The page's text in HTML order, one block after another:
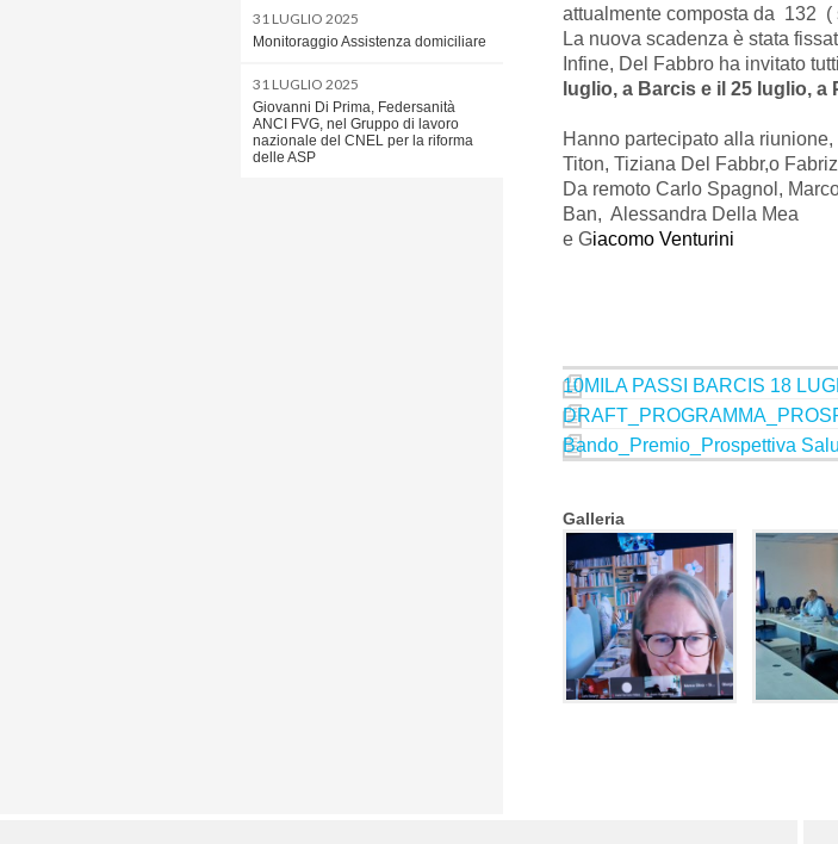
31 LUGLIO 2025
Monitoraggio Assistenza domiciliare
31 LUGLIO 2025
Giovanni Di Prima, Federsanità
ANCI FVG, nel Gruppo di lavoro
nazionale del CNEL per la riforma
delle ASP
attualmente composta da 132 (
La nuova scadenza è stata
Infine, Del Fabbro ha invitato
luglio, a Barcis e il 25 luglio,
Hanno partecipato alla riunione,
Titon, Tiziana Del Fabbr,o
Da remoto Carlo Spagnol,
Ban, Alessandra Della Mea
e Giacomo Venturini
10MILA PASSI BARCIS 18
Bando_Premio_Prospettiva
Galleria